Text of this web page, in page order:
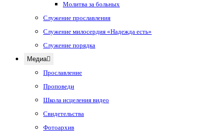
Молитва за больных
Служение прославления
Служение милосердия «Надежда есть»
Служение порядка
Медиа
Прославление
Проповеди
Школа исцеления видео
Свидетельства
Фотоархив